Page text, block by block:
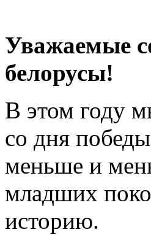
Уважаемые
белорусы!
В этом году
со дня
меньше и
младших
историю.